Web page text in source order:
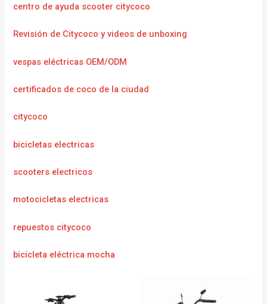
centro de ayuda scooter citycoco
Revisión de Citycoco y videos de unboxing
vespas eléctricas OEM/ODM
certificados de coco de la ciudad
citycoco
bicicletas electricas
scooters electricos
motocicletas electricas
repuestos citycoco
bicicleta eléctrica mocha